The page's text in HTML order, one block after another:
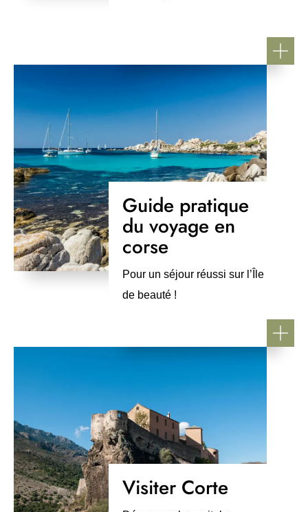
Guide pratique
du voyage en
corse
Pour un séjour réussi sur l’Île
de beauté !
Visiter Corte